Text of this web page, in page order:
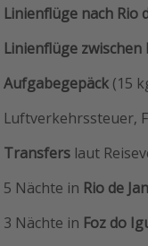
Linienflüge nach Rio
Linienflüge zwischen
Aufgabegepäck (15
Luftverkehrssteuer,
Transfers laut
5 Nächte in Rio de
3 Nächte in Foz do